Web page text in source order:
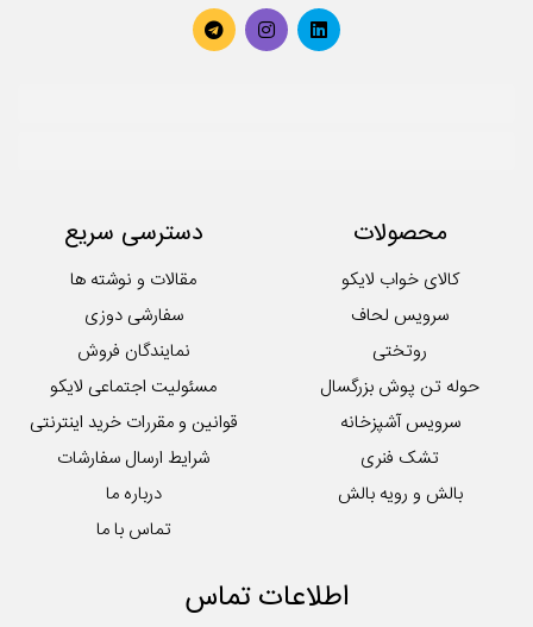
کوسن
محصولات تکی آشپزخانه
محصولات
کالای خواب لایکو
سرویس لحاف
روتختی
حوله تن پوش بزرگسال
سرویس آشپزخانه
تشک فنری
بالش و رویه بالش
دسترسی سریع
مقالات و نوشته ها
سفارشی دوزی
نمایندگان فروش
مسئولیت اجتماعی لایکو
قوانین و مقررات خرید اینترنتی
شرایط ارسال سفارشات
درباره ما
تماس با ما
اطلاعات تماس